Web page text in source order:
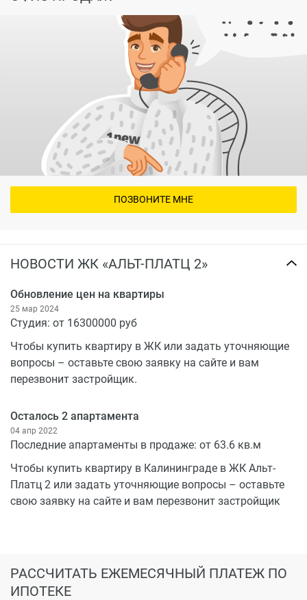
НОВОСТИ ЖК «АЛЬТ-ПЛАТЦ 2»
Обновление цен на квартиры
25 мар 2024
Студия: от 16300000 руб
Чтобы купить квартиру в ЖК или задать уточняющие
вопросы – оставьте свою заявку на сайте и вам
перезвонит застройщик.
Осталось 2 апартамента
04 апр 2022
Последние апартаменты в продаже: от 63.6 кв.м
Чтобы купить квартиру в Калининграде в ЖК Альт-
Платц 2 или задать уточняющие вопросы – оставьте
свою заявку на сайте и вам перезвонит застройщик
РАССЧИТАТЬ ЕЖЕМЕСЯЧНЫЙ ПЛАТЕЖ ПО
ИПОТЕКЕ
ПОЗВОНИТЕ МНЕ